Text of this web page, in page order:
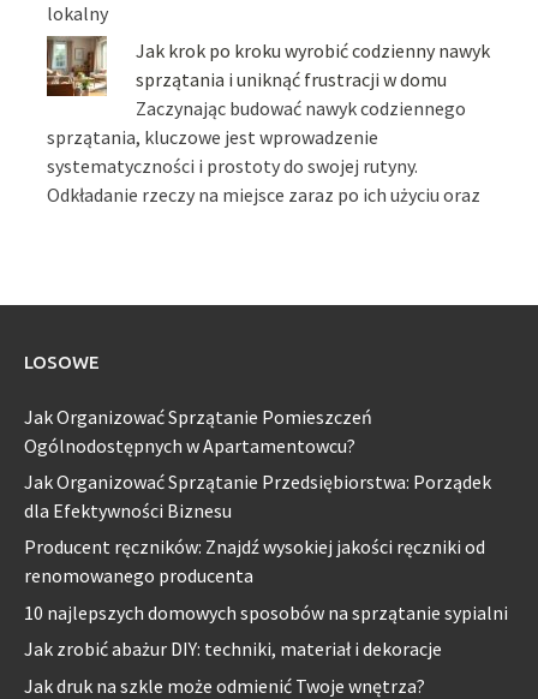
lokalny
Jak krok po kroku wyrobić codzienny nawyk
sprzątania i uniknąć frustracji w domu
Zaczynając budować nawyk codziennego
sprzątania, kluczowe jest wprowadzenie
systematyczności i prostoty do swojej rutyny.
Odkładanie rzeczy na miejsce zaraz po ich użyciu oraz
LOSOWE
Jak Organizować Sprzątanie Pomieszczeń
Ogólnodostępnych w Apartamentowcu?
Jak Organizować Sprzątanie Przedsiębiorstwa: Porządek
dla Efektywności Biznesu
Producent ręczników: Znajdź wysokiej jakości ręczniki od
renomowanego producenta
10 najlepszych domowych sposobów na sprzątanie sypialni
Jak zrobić abażur DIY: techniki, materiał i dekoracje
Jak druk na szkle może odmienić Twoje wnętrza?